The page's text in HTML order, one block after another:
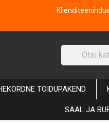
TOIDUPAKEND
SAAL JA